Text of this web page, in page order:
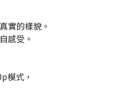
實的樣貌。
感受。
模式，